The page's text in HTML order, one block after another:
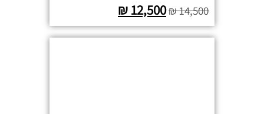
₪14,500
₪12,500